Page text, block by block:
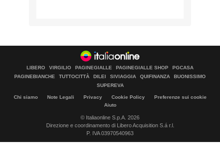
LIBERO VIRGILIO PAGINEGIALLE PAGINEGIALLE SHOP
PGCASA
PAGINEBIANCHE
TUTTOCITTÀ DILEI SIVIAGGIA QUIFINANZA
BUONISSIMO
SUPEREVA
Chi siamo Note Legali Privacy Cookie Policy
Preferenze sui cookie
Aiuto
© Italiaonline S.p.A. 2026
Direzione e coordinamento di Libero Acquisition S.á r.l.
P. IVA 03970540963